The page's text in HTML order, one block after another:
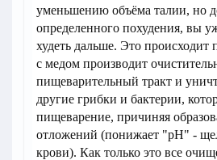
уменьшению объёма талии, но
определенного похудения, вы
худеть дальше. Это происходит
с медом производит
пищеварительный тракт и
другие грибки и бактерии,
пищеварение, причиняя
отложений (понижает "рН" -
крови). Как только это все